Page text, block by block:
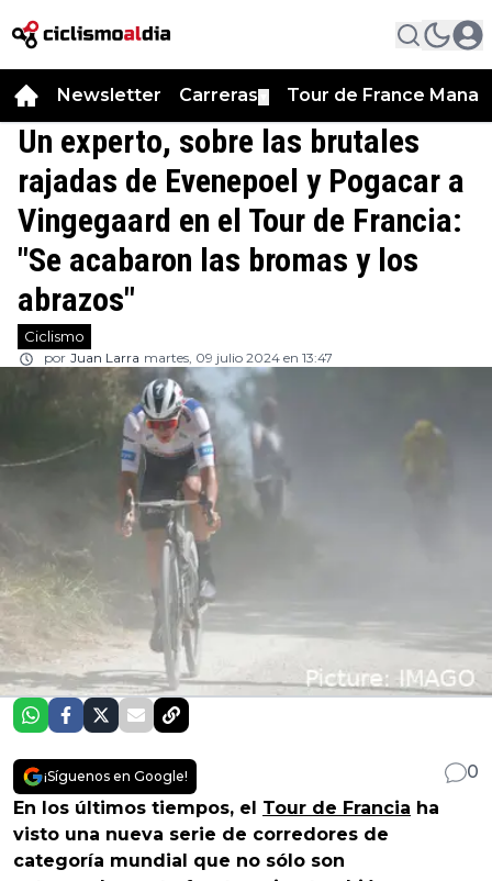
Newsletter Carreras Tour de France
Un experto, sobre las brutales
rajadas de Evenepoel y Pogacar a
Vingegaard en el Tour de Francia:
"Se acabaron las bromas y los
abrazos"
Ciclismo
por Juan Larra martes, 09 julio 2024 en 13:47
¡Síguenos en Google!
0
En los últimos tiempos, el Tour de Francia ha
visto una nueva serie de corredores de
categoría mundial que no sólo son